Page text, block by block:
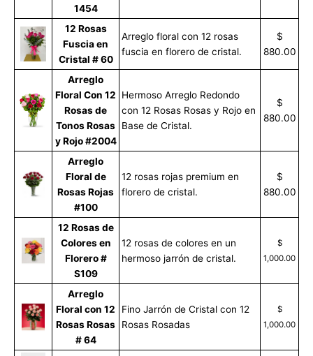
1454
12 Rosas
Fuscia en
Cristal # 60
Arreglo floral con 12 rosas
fuscia en florero de cristal.
$
880.00
Arreglo
Floral Con 12
Rosas de
Tonos Rosas
y Rojo #2004
Hermoso Arreglo Redondo
con 12 Rosas Rosas y Rojo en
Base de Cristal.
$
880.00
Arreglo
Floral de
Rosas Rojas
#100
12 rosas rojas premium en
florero de cristal.
$
880.00
12 Rosas de
Colores en
Florero #
S109
12 rosas de colores en un
hermoso jarrón de cristal.
$
1,000.00
Arreglo
Floral con 12
Rosas Rosas
# 64
Fino Jarrón de Cristal con 12
Rosas Rosadas
$
1,000.00